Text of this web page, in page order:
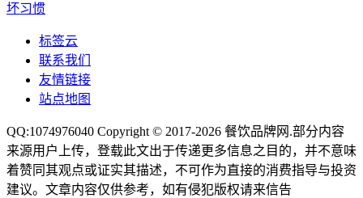
坏习惯
标签云
联系我们
友情链接
站点地图
QQ:1074976040 Copyright © 2017-2026 餐饮品牌网 .部分内容
来源用户上传，登载此文出于传递更多信息之目的，并不意味
着赞同其观点或证实其描述，不可作为直接的消费指导与投资
建议。文章内容仅供参考，如有侵犯版权请来信告